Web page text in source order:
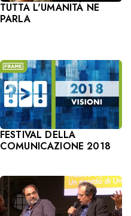
TUTTA L'UMANITÀ NE
PARLA
FESTIVAL DELLA
COMUNICAZIONE 2018